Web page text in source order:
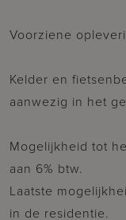
Voorziene
Kelder en
aanwezig in het
Mogelijkheid tot
aan 6% btw.
Laatste
in de residentie.